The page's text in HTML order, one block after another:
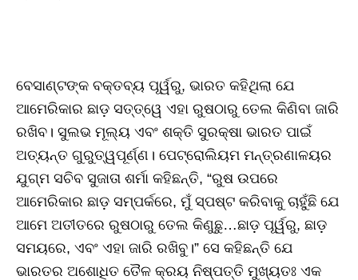
ବେସାଣ୍ଟଙ୍କ ବକ୍ତବ୍ୟ ପୂର୍ୱରୁ, ଭାରତ କହିଥିଲା ଯେ
ଆମେରିକାର ଛାଡ଼ ସତ୍ତ୍ୱେ ଏହା ରୁଷଠାରୁ ତେଲ କିଣିବା ଜାରି
ରଖିବ। ସୁଲଭ ମୂଲ୍ୟ ଏବଂ ଶକ୍ତି ସୁରକ୍ଷା ଭାରତ ପାଇଁ
ଅତ୍ୟନ୍ତ ଗୁରୁତ୍ୱପୂର୍ଣ୍ଣ। ପେଟ୍ରୋଲିୟମ ମନ୍ତ୍ରଣାଳୟର
ଯୁଗ୍ମ ସଚିବ ସୁଜାତା ଶର୍ମା କହିଛନ୍ତି, “ରୁଷ ଉପରେ
ଆମେରିକାର ଛାଡ଼ ସମ୍ପର୍କରେ, ମୁଁ ସ୍ପଷ୍ଟ କରିବାକୁ ଚାହୁଁଛି ଯେ
ଆମେ ଅତୀତରେ ରୁଷଠାରୁ ତେଲ କିଣୁଛୁ…ଛାଡ଼ ପୂର୍ୱରୁ, ଛାଡ଼
ସମୟରେ, ଏବଂ ଏହା ଜାରି ରଖିବୁ।” ସେ କହିଛନ୍ତି ଯେ
ଭାରତର ଅଶୋଧିତ ତୈଳ କ୍ରୟ ନିଷ୍ପତ୍ତି ମୁଖ୍ୟତଃ ଏକ